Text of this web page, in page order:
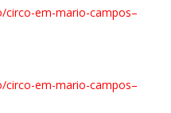
circo-em-mario-campos–
circo-em-mario-campos–